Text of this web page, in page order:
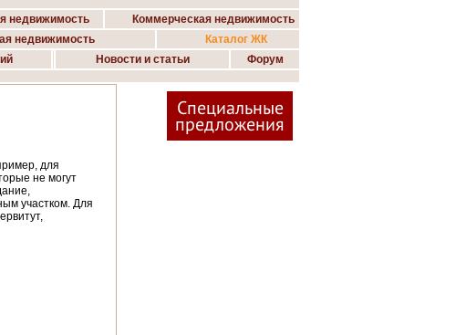
недвижимость Коммерческая недвижимость
недвижимость
Каталог ЖК
Новости и статьи Форум
для
не могут
участком. Для
Специальные
предложения